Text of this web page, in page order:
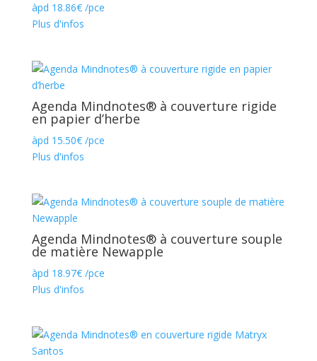
àpd 18.86€/pce
Plus d'infos
Agenda Mindnotes® à couverture rigide
en papier d’herbe
àpd 15.50€/pce
Plus d'infos
Agenda Mindnotes® à couverture souple
de matière Newapple
àpd 18.97€/pce
Plus d'infos